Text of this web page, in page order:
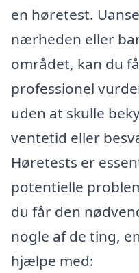
en høretest.
nærheden eller
området, kan du
professionel
uden at skulle
ventetid eller
Høretests er
potentielle
du får den
nogle af de ting,
hjælpe med: